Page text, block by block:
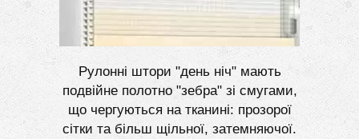
Рулонні штори "день ніч" мають
подвійне полотно "зебра" зі смугами,
що чергуються на тканині: прозорої
сітки та більш щільної, затемняючої.